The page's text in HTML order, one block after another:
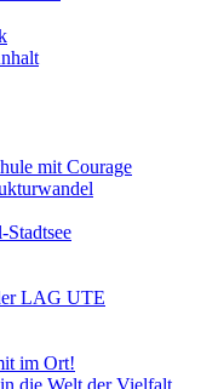
mit Courage
Stadtsee
LAG UTE
im Ort!
die Welt der Vielfalt